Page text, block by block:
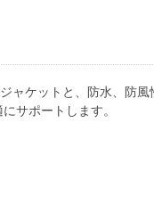
ャケットと、防水、防
サポートします。